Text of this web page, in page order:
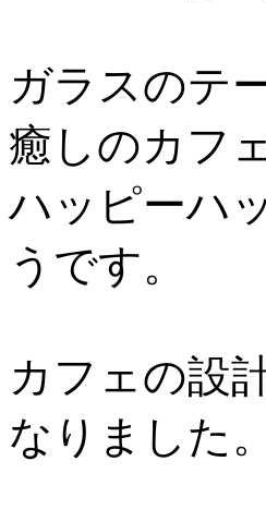
ガラスのテ
癒しのカフ
ハッピーハ
うです。
カフェの設
なりました。